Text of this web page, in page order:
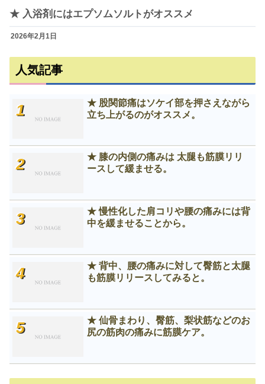
★ 入浴剤にはエプソムソルトがオススメ
2026年2月1日
人気記事
★ 股関節痛はソケイ部を押さえながら
立ち上がるのがオススメ。
★ 膝の内側の痛みは 太腿も筋膜リリ
ースして緩ませる。
★ 慢性化した肩コリや腰の痛みには背
中を緩ませることから。
★ 背中、腰の痛みに対して臀筋と太腿
も筋膜リリースしてみると。
★ 仙骨まわり、臀筋、梨状筋などのお
尻の筋肉の痛みに筋膜ケア。